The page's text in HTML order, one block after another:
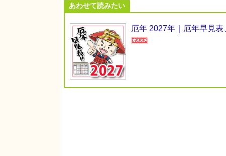
あわせて読みたい
厄年 2027年｜厄年早見